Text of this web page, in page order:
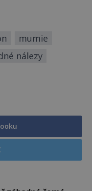
mumie
nálezy